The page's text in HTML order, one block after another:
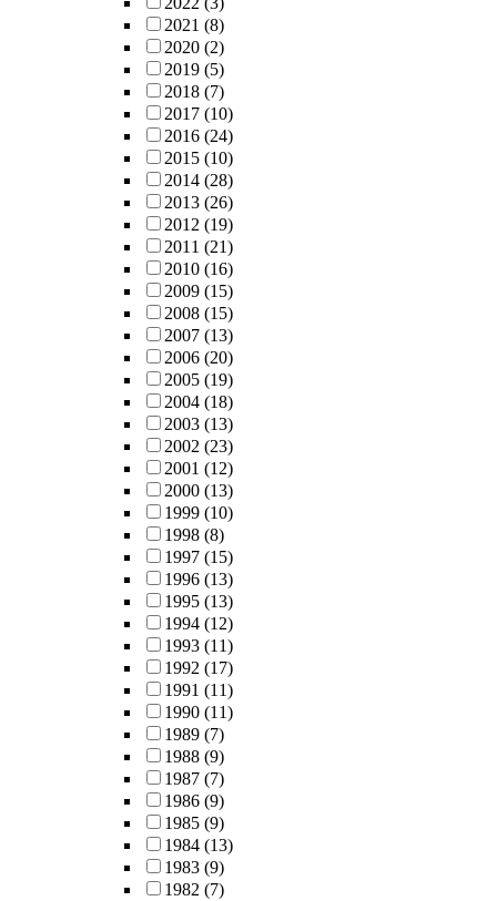
2021 (8)
2020 (2)
2019 (5)
2018 (7)
2017 (10)
2016 (24)
2015 (10)
2014 (28)
2013 (26)
2012 (19)
2011 (21)
2010 (16)
2009 (15)
2008 (15)
2007 (13)
2006 (20)
2005 (19)
2004 (18)
2003 (13)
2002 (23)
2001 (12)
2000 (13)
1999 (10)
1998 (8)
1997 (15)
1996 (13)
1995 (13)
1994 (12)
1993 (11)
1992 (17)
1991 (11)
1990 (11)
1989 (7)
1988 (9)
1987 (7)
1986 (9)
1985 (9)
1984 (13)
1983 (9)
1982 (7)